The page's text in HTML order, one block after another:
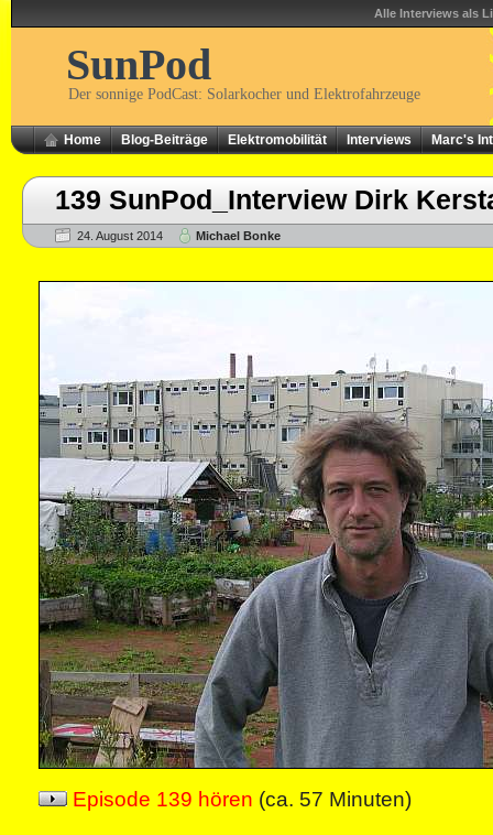
Alle Interviews als
SunPod
Der sonnige PodCast: Solarkocher und Elektrofahrzeuge
Home Blog-Beiträge Elektromobilität Interviews Marc's
139 SunPod_Interview Dirk
24. August 2014 Michael Bonke
Episode 139 hören (ca. 57 Minuten)